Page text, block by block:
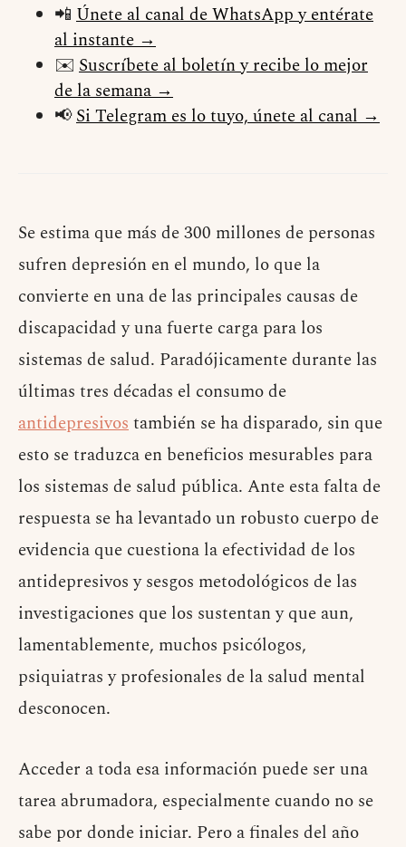
📲 Únete al canal de WhatsApp y entérate
al instante →
✉️ Suscríbete al boletín y recibe lo mejor
de la semana →
📢Si Telegram es lo tuyo, únete al canal →
Se estima que más de 300 millones de personas
sufren depresión en el mundo, lo que la
convierte en una de las principales causas de
discapacidad y una fuerte carga para los
sistemas de salud. Paradójicamente durante las
últimas tres décadas el consumo de
antidepresivostambién se ha disparado, sin que
esto se traduzca en beneficios mesurables para
los sistemas de salud pública. Ante esta falta de
respuesta se ha levantado un robusto cuerpo de
evidencia que cuestiona la efectividad de los
antidepresivos y sesgos metodológicos de las
investigaciones que los sustentan y que aun,
lamentablemente, muchos psicólogos,
psiquiatras y profesionales de la salud mental
desconocen.
Acceder a toda esa información puede ser una
tarea abrumadora, especialmente cuando no se
sabe por donde iniciar. Pero a finales del año